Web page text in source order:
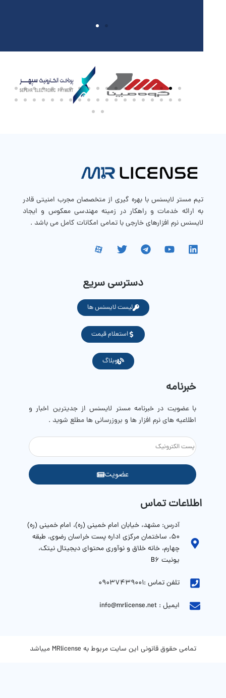
تیم مستر لایسنس با بهره گیری از متخصصان مجرب امنیتی قادر
به ارائه خدمات و راهکار در زمینه مهندسی معکوس و ایجاد
لایسنس نرم افزارهای خارجی با تمامی امکانات کامل می باشد .
دسترسی سریع
لیست لایسنس ها
استعلام قیمت
وبلاگ
خبرنامه
با عضویت در خبرنامه مستر لایسنس از جدیترین اخبار و
اطلاعیه های نرم افزار ها و بروزرسانی ها مطلع شوید .
عضویت
اطلاعات تماس
آدرس: مشهد، خیابان امام خمینی (ره)، امام خمینی (ره)
۵۰، ساختمان مرکزی اداره پست خراسان رضوی، طبقه
چهارم، خانه خلاق و نوآوری محتوای دیجیتال نیتک،
یونیت B6
تلفن تماس :09037439001
ایمیل : info@mrlicense.net
تمامی حقوق قانونی این سایت مربوط به MRlicense میباشد